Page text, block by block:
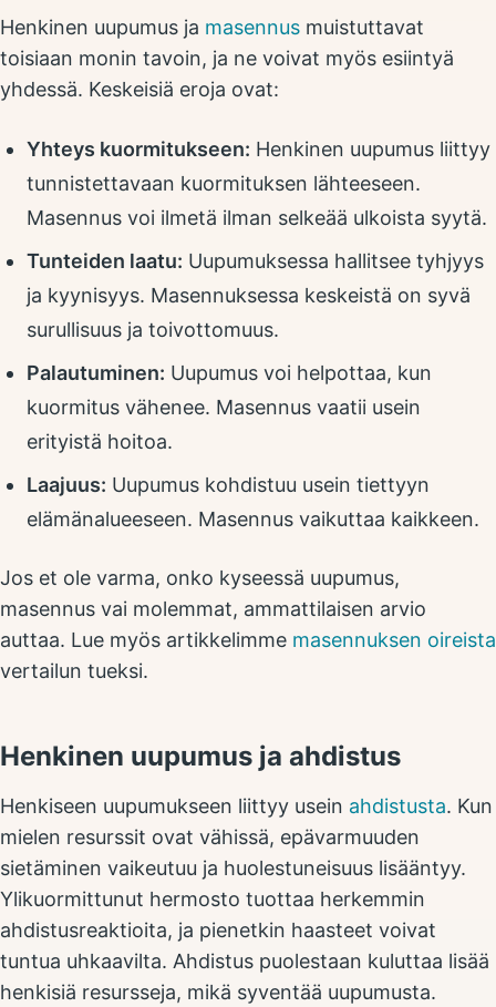
Henkinen uupumus ja masennus muistuttavat
toisiaan monin tavoin, ja ne voivat myös esiintyä
yhdessä. Keskeisiä eroja ovat:
Yhteys kuormitukseen: Henkinen uupumus liittyy
tunnistettavaan kuormituksen lähteeseen.
Masennus voi ilmetä ilman selkeää ulkoista syytä.
Tunteiden laatu: Uupumuksessa hallitsee tyhjyys
ja kyynisyys. Masennuksessa keskeistä on syvä
surullisuus ja toivottomuus.
Palautuminen: Uupumus voi helpottaa, kun
kuormitus vähenee. Masennus vaatii usein
erityistä hoitoa.
Laajuus: Uupumus kohdistuu usein tiettyyn
elämänalueeseen. Masennus vaikuttaa kaikkeen.
Jos et ole varma, onko kyseessä uupumus,
masennus vai molemmat, ammattilaisen arvio
auttaa. Lue myös artikkelimme masennuksen oireista
vertailun tueksi.
Henkinen uupumus ja ahdistus
Henkiseen uupumukseen liittyy usein ahdistusta. Kun
mielen resurssit ovat vähissä, epävarmuuden
sietäminen vaikeutuu ja huolestuneisuus lisääntyy.
Ylikuormittunut hermosto tuottaa herkemmin
ahdistusreaktioita, ja pienetkin haasteet voivat
tuntua uhkaavilta. Ahdistus puolestaan kuluttaa lisää
henkisiä resursseja, mikä syventää uupumusta.